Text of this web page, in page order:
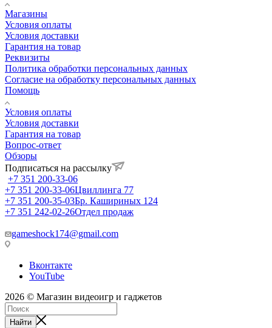
Магазины
Условия оплаты
Условия доставки
Гарантия на товар
Реквизиты
Политика обработки персональных данных
Согласие на обработку персональных данных
Помощь
Условия оплаты
Условия доставки
Гарантия на товар
Вопрос-ответ
Обзоры
Подписаться на рассылку
+7 351 200-33-06
+7 351 200-33-06Цвиллинга 77
+7 351 200-35-03Бр. Кашириных 124
+7 351 242-02-26Отдел продаж
gameshock174@gmail.com
Вконтакте
YouTube
2026 © Магазин видеоигр и гаджетов
Найти